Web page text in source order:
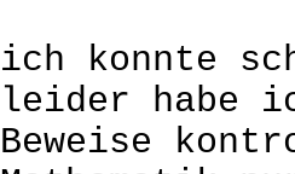
ich konnte
leider habe
Beweise